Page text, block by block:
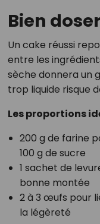
Bien
Un cake réussi
entre les
sèche donnera un
trop liquide risque
Les proportions
200 g de farine
100 g de sucre
1 sachet de
bonne montée
2 à 3 œufs pour
la légèreté